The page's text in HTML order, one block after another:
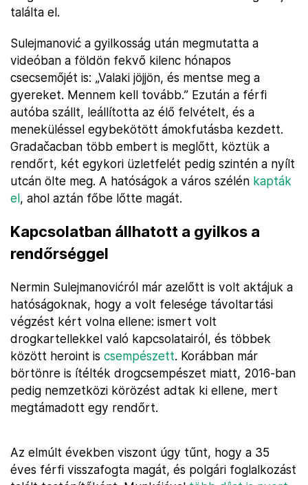
találta el.
Sulejmanović a gyilkosság után megmutatta a
videóban a földön fekvő kilenc hónapos
csecsemőjét is: „Valaki jöjjön, és mentse meg a
gyereket. Mennem kell tovább.” Ezután a férfi
autóba szállt, leállította az élő felvételt, és a
meneküléssel egybekötött ámokfutásba kezdett.
Gradačacban több embert is meglőtt, köztük a
rendőrt, két egykori üzletfelét pedig szintén a nyílt
utcán ölte meg. A hatóságok a város szélén kapták
el, ahol aztán főbe lőtte magát.
Kapcsolatban állhatott a gyilkos a
rendőrséggel
Nermin Sulejmanovićról már azelőtt is volt aktájuk a
hatóságoknak, hogy a volt felesége távoltartási
végzést kért volna ellene: ismert volt
drogkartellekkel való kapcsolatairól, és többek
között heroint is csempészett. Korábban már
börtönre is ítélték drogcsempészet miatt, 2016-ban
pedig nemzetközi körözést adtak ki ellene, mert
megtámadott egy rendőrt.
Az elmúlt években viszont úgy tűnt, hogy a 35
éves férfi visszafogta magát, és polgári foglalkozást